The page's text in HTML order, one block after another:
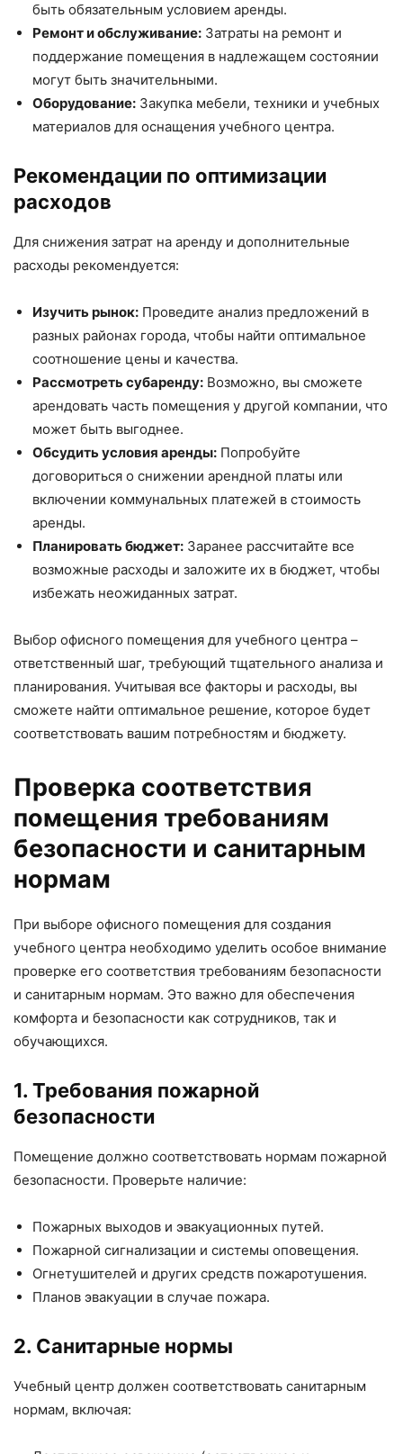
быть обязательным условием аренды.
Ремонт и обслуживание: Затраты на ремонт и
поддержание помещения в надлежащем состоянии
могут быть значительными.
Оборудование: Закупка мебели, техники и учебных
материалов для оснащения учебного центра.
Рекомендации по оптимизации
расходов
Для снижения затрат на аренду и дополнительные
расходы рекомендуется:
Изучить рынок: Проведите анализ предложений в
разных районах города, чтобы найти оптимальное
соотношение цены и качества.
Рассмотреть субаренду: Возможно, вы сможете
арендовать часть помещения у другой компании, что
может быть выгоднее.
Обсудить условия аренды: Попробуйте
договориться о снижении арендной платы или
включении коммунальных платежей в стоимость
аренды.
Планировать бюджет: Заранее рассчитайте все
возможные расходы и заложите их в бюджет, чтобы
избежать неожиданных затрат.
Выбор офисного помещения для учебного центра –
ответственный шаг, требующий тщательного анализа и
планирования. Учитывая все факторы и расходы, вы
сможете найти оптимальное решение, которое будет
соответствовать вашим потребностям и бюджету.
Проверка соответствия
помещения требованиям
безопасности и санитарным
нормам
При выборе офисного помещения для создания
учебного центра необходимо уделить особое внимание
проверке его соответствия требованиям безопасности
и санитарным нормам. Это важно для обеспечения
комфорта и безопасности как сотрудников, так и
обучающихся.
1. Требования пожарной
безопасности
Помещение должно соответствовать нормам пожарной
безопасности. Проверьте наличие:
Пожарных выходов и эвакуационных путей.
Пожарной сигнализации и системы оповещения.
Огнетушителей и других средств пожаротушения.
Планов эвакуации в случае пожара.
2. Санитарные нормы
Учебный центр должен соответствовать санитарным
нормам, включая: